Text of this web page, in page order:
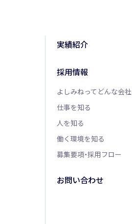
実績紹介
採用情報
よしみねってどんな会社
仕事を知る
人を知る
働く環境を知る
募集要項・採用フロー
お問い合わせ